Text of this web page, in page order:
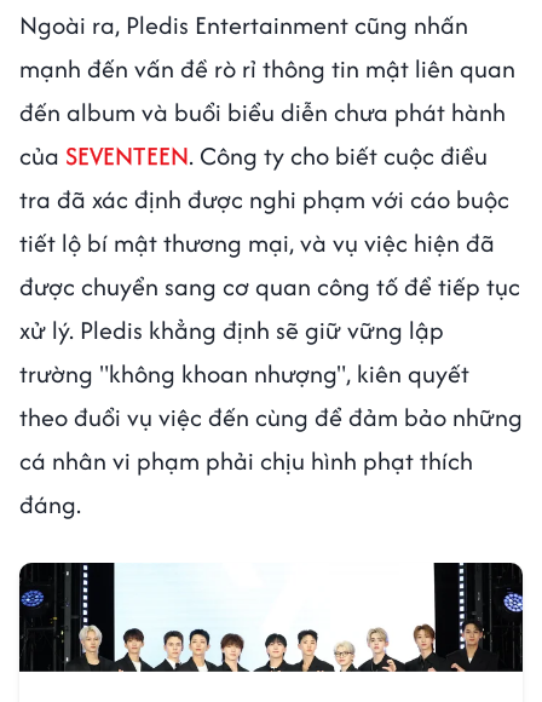
Ngoài ra, Pledis Entertainment cũng nhấn
mạnh đến vấn đề rò rỉ thông tin mật liên quan
đến album và buổi biểu diễn chưa phát hành
của SEVENTEEN. Công ty cho biết cuộc điều
tra đã xác định được nghi phạm với cáo buộc
tiết lộ bí mật thương mại, và vụ việc hiện đã
được chuyển sang cơ quan công tố để tiếp tục
xử lý. Pledis khẳng định sẽ giữ vững lập
trường "không khoan nhượng", kiên quyết
theo đuổi vụ việc đến cùng để đảm bảo những
cá nhân vi phạm phải chịu hình phạt thích
đáng.